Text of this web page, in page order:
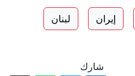
إيران لبنان
شارك